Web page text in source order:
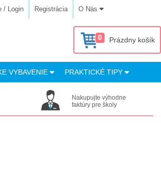
/ Login Registrácia O Nás
0 Prázdny košík
VYBAVENIE PRAKTICKÉ TIPY
Nakupujte výhodne
faktúry pre školy